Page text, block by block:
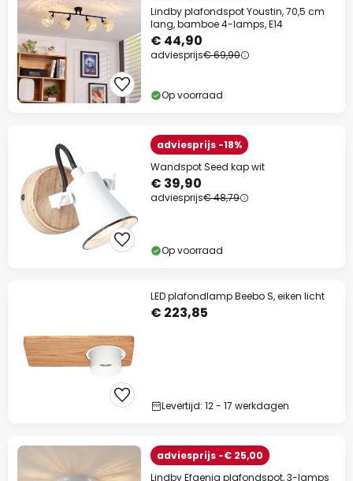
Lindby plafondspot Youstin, 70,5 cm
lang, bamboe 4-lamps, E14
€ 44,90
adviesprijs€ 69,90
Op voorraad
adviesprijs -18%
Wandspot Seed kap wit
€ 39,90
adviesprijs€ 48,79
Op voorraad
LED plafondlamp Beebo S, eiken licht
€ 223,85
Levertijd: 12 - 17 werkdagen
adviesprijs -€ 25,00
Lindby Efgenia plafondspot, 3-lamps